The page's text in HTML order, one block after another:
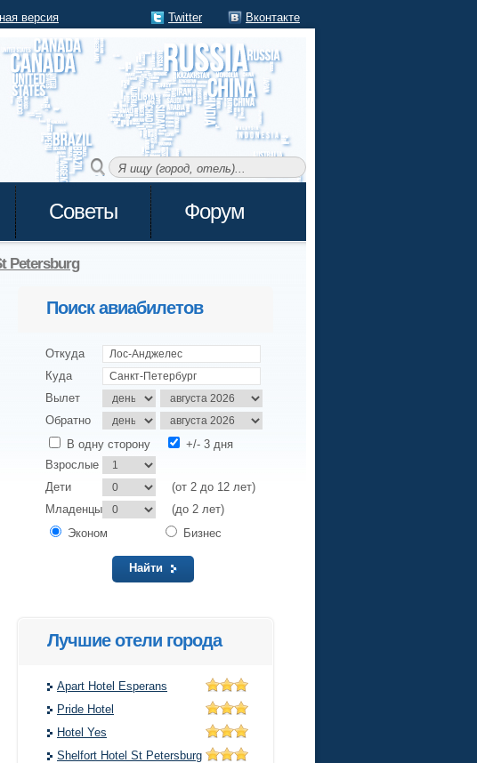
версия Twitter Вконтакте
Советы Форум
Petersburg
Поиск авиабилетов
Откуда
Куда
Вылет
Обратно
В одну сторону
+/- 3 дня
Взрослые
Дети
(от 2 до 12 лет)
Младенцы
(до 2 лет)
Эконом
Бизнес
Найти
Лучшие отели города
Apart Hotel Esperans
Pride Hotel
Hotel Yes
Shelfort Hotel St Petersburg